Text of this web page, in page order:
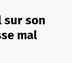
sur son
mal